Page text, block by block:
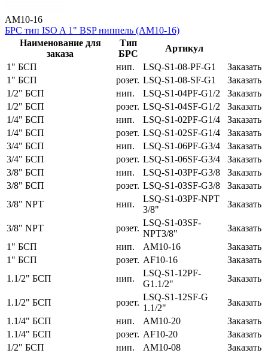
AM10-16
БРС тип ISO A 1" BSP ниппель (AM10-16)
Наименование для
заказа
Тип
БРС
Артикул
1" БСП
нип. LSQ-S1-08-PF-G1
Заказать
1" БСП
розет. LSQ-S1-08-SF-G1
Заказать
1/2" БСП
нип. LSQ-S1-04PF-G1/2
Заказать
1/2" БСП
розет. LSQ-S1-04SF-G1/2
Заказать
1/4" БСП
нип. LSQ-S1-02PF-G1/4
Заказать
1/4" БСП
розет. LSQ-S1-02SF-G1/4
Заказать
3/4" БСП
нип. LSQ-S1-06PF-G3/4
Заказать
3/4" БСП
розет. LSQ-S1-06SF-G3/4
Заказать
3/8" БСП
нип. LSQ-S1-03PF-G3/8
Заказать
3/8" БСП
розет. LSQ-S1-03SF-G3/8
Заказать
3/8" NPT
нип.
LSQ-S1-03PF-NPT
3/8"
Заказать
3/8" NPT розет.
LSQ-S1-03SF-
NPT3/8"
Заказать
1" БСП
нип. AM10-16
Заказать
1" БСП
розет. AF10-16
Заказать
1.1/2" БСП
нип.
LSQ-S1-12PF-
G1.1/2"
Заказать
1.1/2" БСП розет.
LSQ-S1-12SF-G
1.1/2"
Заказать
1.1/4" БСП
нип. AM10-20
Заказать
1.1/4" БСП
розет. AF10-20
Заказать
1/2" БСП
нип. AM10-08
Заказать